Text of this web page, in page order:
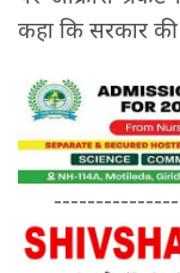
कहा कि सरकार की